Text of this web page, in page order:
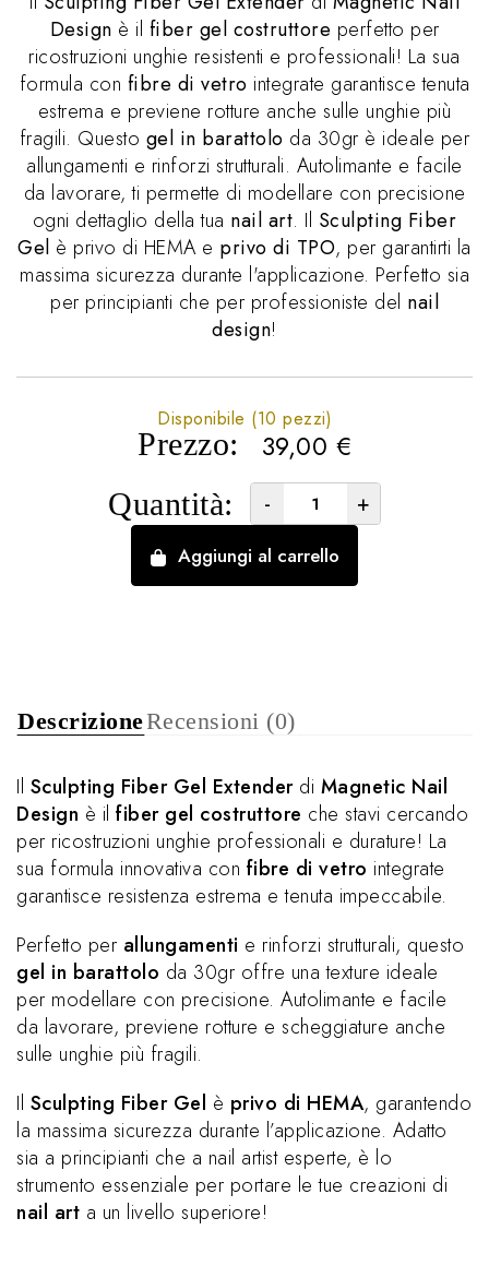
Design è il fiber gel costruttore perfetto per
ricostruzioni unghie resistenti e professionali! La sua
formula con fibre di vetro integrate garantisce tenuta
estrema e previene rotture anche sulle unghie più
fragili. Questo gel in barattolo da 30gr è ideale per
allungamenti e rinforzi strutturali. Autolimante e facile
da lavorare, ti permette di modellare con precisione
ogni dettaglio della tua nail art. Il Sculpting Fiber
Gel è privo di HEMA e privo di TPO, per garantirti la
massima sicurezza durante l'applicazione. Perfetto sia
per principianti che per professioniste del nail
design!
Prezzo: 39,00 €
Disponibile (10 pezzi)
Quantità: - +
Aggiungi al carrello
DescrizioneRecensioni (0)
Il Sculpting Fiber Gel Extenderdi Magnetic Nail
Design è il fiber gel costruttore che stavi cercando
per ricostruzioni unghie professionali e durature! La
sua formula innovativa con fibre di vetro integrate
garantisce resistenza estrema e tenuta impeccabile.
Perfetto per allungamenti e rinforzi strutturali, questo
gel in barattolo da 30gr offre una texture ideale
per modellare con precisione. Autolimante e facile
da lavorare, previene rotture e scheggiature anche
sulle unghie più fragili.
Il Sculpting Fiber Gel è privo di HEMA, garantendo
la massima sicurezza durante l’applicazione. Adatto
sia a principianti che a nail artist esperte, è lo
strumento essenziale per portare le tue creazioni di
nail art a un livello superiore!